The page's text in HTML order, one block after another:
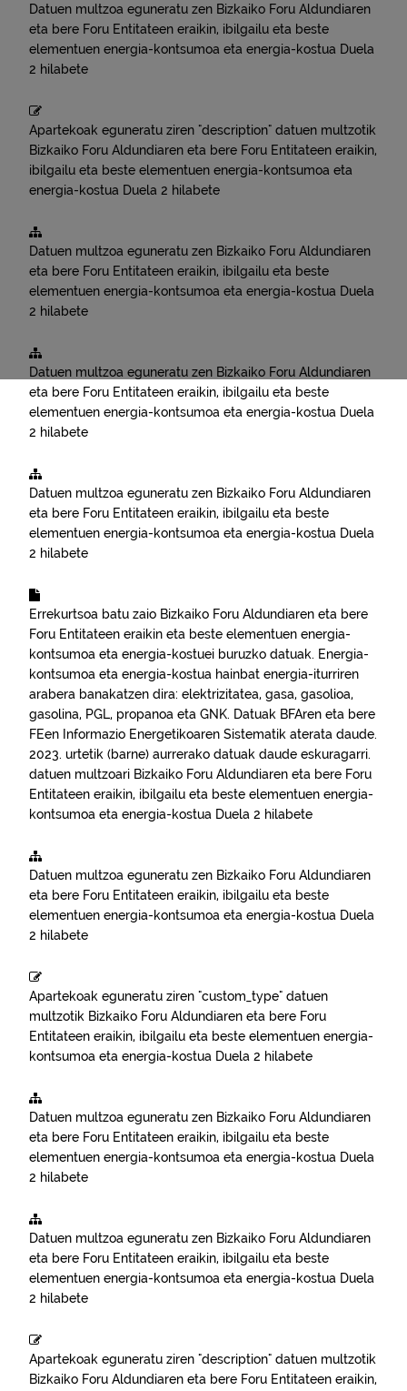
Datuen multzoa eguneratu zen Bizkaiko Foru Aldundiaren
eta bere Foru Entitateen eraikin, ibilgailu eta beste
elementuen energia-kontsumoa eta energia-kostua Duela
2 hilabete
Apartekoak eguneratu ziren "description" datuen multzotik
Bizkaiko Foru Aldundiaren eta bere Foru Entitateen eraikin,
ibilgailu eta beste elementuen energia-kontsumoa eta
energia-kostua Duela 2 hilabete
Datuen multzoa eguneratu zen Bizkaiko Foru Aldundiaren
eta bere Foru Entitateen eraikin, ibilgailu eta beste
elementuen energia-kontsumoa eta energia-kostua Duela
2 hilabete
Datuen multzoa eguneratu zen Bizkaiko Foru Aldundiaren
eta bere Foru Entitateen eraikin, ibilgailu eta beste
elementuen energia-kontsumoa eta energia-kostua Duela
2 hilabete
Datuen multzoa eguneratu zen Bizkaiko Foru Aldundiaren
eta bere Foru Entitateen eraikin, ibilgailu eta beste
elementuen energia-kontsumoa eta energia-kostua Duela
2 hilabete
Errekurtsoa batu zaio Bizkaiko Foru Aldundiaren eta bere
Foru Entitateen eraikin eta beste elementuen energia-
kontsumoa eta energia-kostuei buruzko datuak. Energia-
kontsumoa eta energia-kostua hainbat energia-iturriren
arabera banakatzen dira: elektrizitatea, gasa, gasolioa,
gasolina, PGL, propanoa eta GNK. Datuak BFAren eta bere
FEen Informazio Energetikoaren Sistematik aterata daude.
2023. urtetik (barne) aurrerako datuak daude eskuragarri.
datuen multzoari Bizkaiko Foru Aldundiaren eta bere Foru
Entitateen eraikin, ibilgailu eta beste elementuen energia-
kontsumoa eta energia-kostua Duela 2 hilabete
Datuen multzoa eguneratu zen Bizkaiko Foru Aldundiaren
eta bere Foru Entitateen eraikin, ibilgailu eta beste
elementuen energia-kontsumoa eta energia-kostua Duela
2 hilabete
Apartekoak eguneratu ziren "custom_type" datuen
multzotik Bizkaiko Foru Aldundiaren eta bere Foru
Entitateen eraikin, ibilgailu eta beste elementuen energia-
kontsumoa eta energia-kostua Duela 2 hilabete
Datuen multzoa eguneratu zen Bizkaiko Foru Aldundiaren
eta bere Foru Entitateen eraikin, ibilgailu eta beste
elementuen energia-kontsumoa eta energia-kostua Duela
2 hilabete
Datuen multzoa eguneratu zen Bizkaiko Foru Aldundiaren
eta bere Foru Entitateen eraikin, ibilgailu eta beste
elementuen energia-kontsumoa eta energia-kostua Duela
2 hilabete
Apartekoak eguneratu ziren "description" datuen multzotik
Bizkaiko Foru Aldundiaren eta bere Foru Entitateen eraikin,